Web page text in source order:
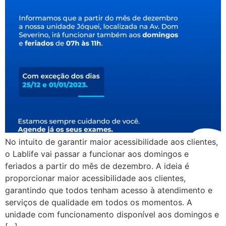
No intuito de garantir maior acessibilidade aos clientes,
o Lablife vai passar a funcionar aos domingos e
feriados a partir do mês de dezembro. A ideia é
proporcionar maior acessibilidade aos clientes,
garantindo que todos tenham acesso à atendimento e
serviços de qualidade em todos os momentos. A
unidade com funcionamento disponível aos domingos e